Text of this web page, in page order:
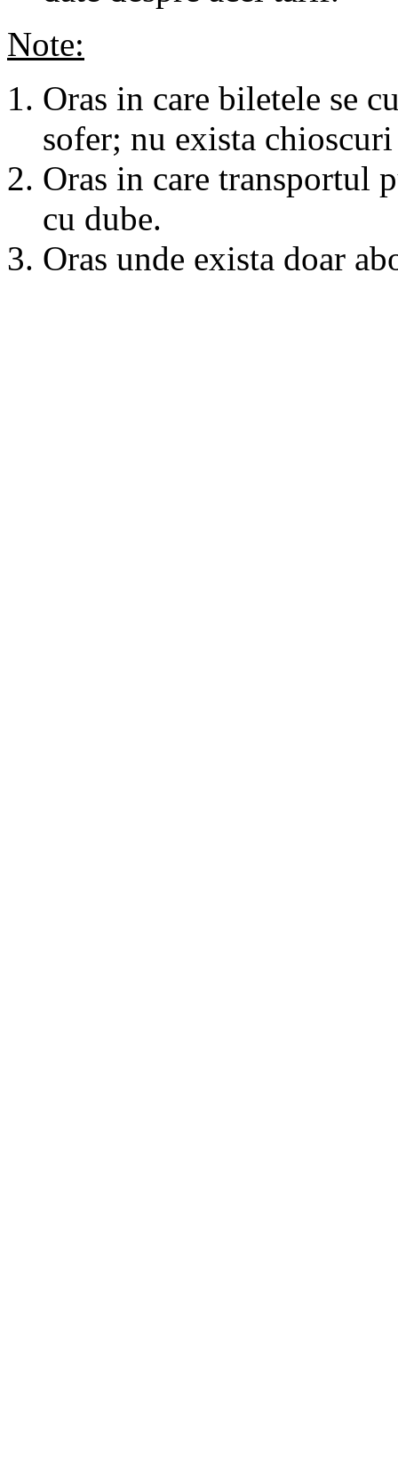
Note:
Oras in care biletele se
sofer; nu exista
Oras in care transportul
cu dube.
Oras unde exista doar